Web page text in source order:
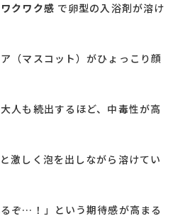
クワク感 で卵型の入浴剤が溶け
（マスコット）がひょっこり顔
人も続出するほど、中毒性が高
激しく泡を出しながら溶けてい
ぞ…！」という期待感が高まる